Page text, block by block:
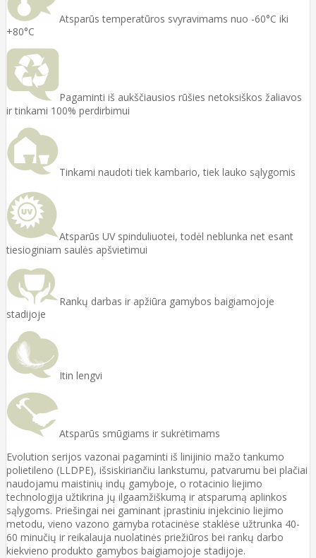
Atsparūs temperatūros svyravimams nuo -60°C iki
+80°C
Pagaminti iš aukščiausios rūšies netoksiškos žaliavos
ir tinkami 100% perdirbimui
Tinkami naudoti tiek kambario, tiek lauko sąlygomis
Atsparūs UV spinduliuotei, todėl neblunka net esant
tiesioginiam saulės apšvietimui
Rankų darbas ir apžiūra gamybos baigiamojoje
stadijoje
Itin lengvi
Atsparūs smūgiams ir sukrėtimams
Evolution serijos vazonai pagaminti iš linijinio mažo tankumo
polietileno (LLDPE), išsiskiriančiu lankstumu, patvarumu bei plačiai
naudojamu maistinių indų gamyboje, o rotacinio liejimo
technologija užtikrina jų ilgaamžiškumą ir atsparumą aplinkos
sąlygoms. Priešingai nei gaminant įprastiniu injekcinio liejimo
metodu, vieno vazono gamyba rotacinėse staklėse užtrunka 40-
60 minučių ir reikalauja nuolatinės priežiūros bei rankų darbo
kiekvieno produkto gamybos baigiamojoje stadijoje.